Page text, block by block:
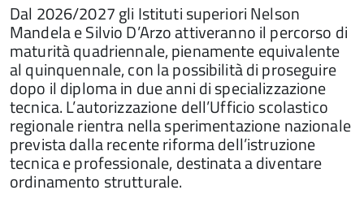
Dal 2026/2027 gli Istituti superiori Nelson
Mandela e Silvio D’Arzo attiveranno il percorso di
maturità quadriennale, pienamente equivalente
al quinquennale, con la possibilità di proseguire
dopo il diploma in due anni di specializzazione
tecnica. L’autorizzazione dell’Ufficio scolastico
regionale rientra nella sperimentazione nazionale
prevista dalla recente riforma dell’istruzione
tecnica e professionale, destinata a diventare
ordinamento strutturale.